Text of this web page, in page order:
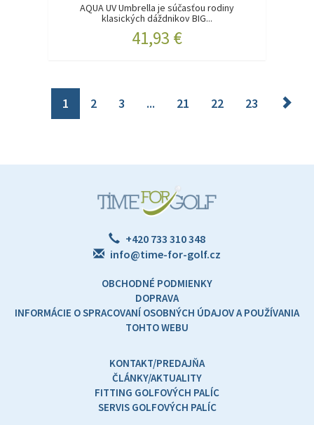
AQUA UV Umbrella je súčasťou rodiny
klasických dáždnikov BIG...
41,93 €
1 2 3 ... 21 22 23
+420 733 310 348
info@time-for-golf.cz
OBCHODNÉ PODMIENKY
DOPRAVA
INFORMÁCIE O SPRACOVANÍ OSOBNÝCH ÚDAJOV A POUŽÍVANIA
TOHTO WEBU
KONTAKT/PREDAJŇA
ČLÁNKY/AKTUALITY
FITTING GOLFOVÝCH PALÍC
SERVIS GOLFOVÝCH PALÍC